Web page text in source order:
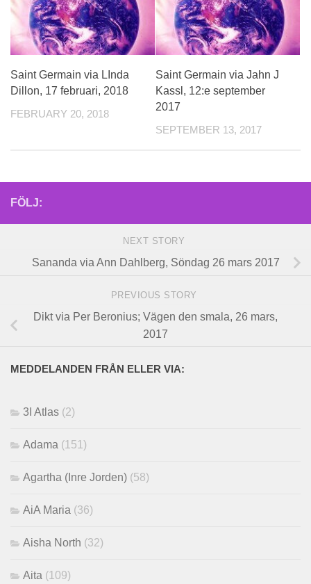
Saint Germain via LInda
Dillon, 17 februari, 2018
FEBRUARY 20, 2018
Saint Germain via Jahn J
Kassl, 12:e september
2017
SEPTEMBER 13, 2017
FÖLJ:
NEXT STORY
Sananda via Ann Dahlberg, Söndag 26 mars 2017
PREVIOUS STORY
Dikt via Per Beronius; Vägen den smala, 26 mars,
2017
MEDDELANDEN FRÅN ELLER VIA:
3I Atlas (2)
Adama (151)
Agartha (Inre Jorden) (58)
AiA Maria (36)
Aisha North (32)
Aita (109)